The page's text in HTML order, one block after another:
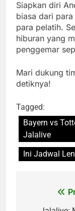
Siapkan diri
biasa dari
para pelatih.
hiburan yang
penggemar
Mari dukung
detiknya!
Tagged:
Bayern vs
Jalalive
Ini Jadwal